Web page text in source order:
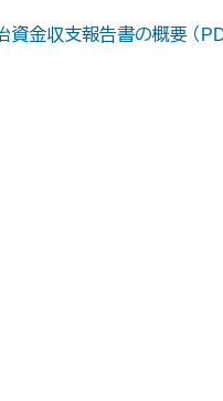
資金収支報告書の概要 （